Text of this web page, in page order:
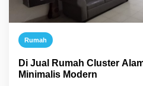
Rumah
Di Jual Rumah Cluster
Minimalis Modern